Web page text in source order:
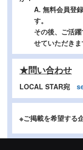
A. 無料会員登
す。
その後、ご活
せていただきま
★問い合わせ
LOCAL STAR宛
※ご掲載を希望する